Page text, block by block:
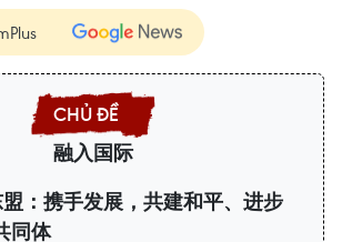
融入国际
：携手发展，共建和平、进步
同体